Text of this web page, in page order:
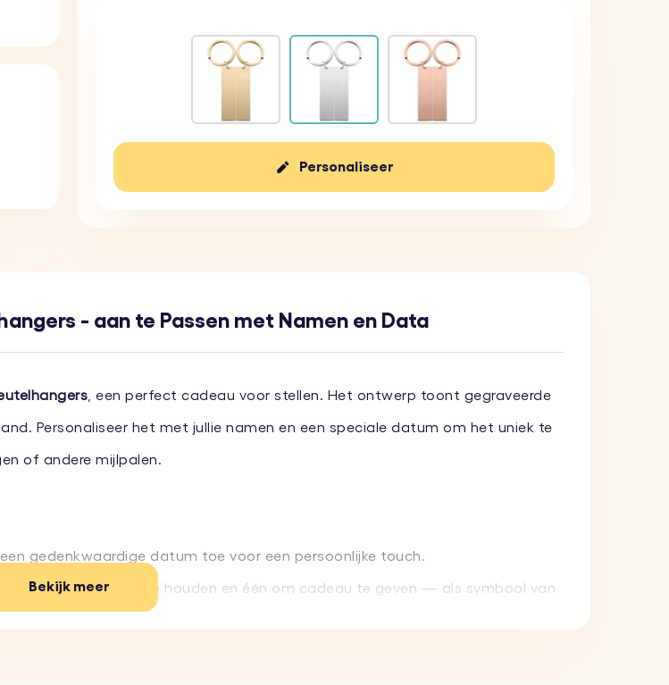
Personaliseer
- aan te Passen met Namen en Data
, een perfect cadeau voor stellen. Het ontwerp toont gegraveerde
Personaliseer het met jullie namen en een speciale datum om het uniek te
of andere mijlpalen.
gedenkwaardige datum toe voor een persoonlijke touch.
— één om te houden en één om cadeau te geven — als symbool van
Bekijk meer